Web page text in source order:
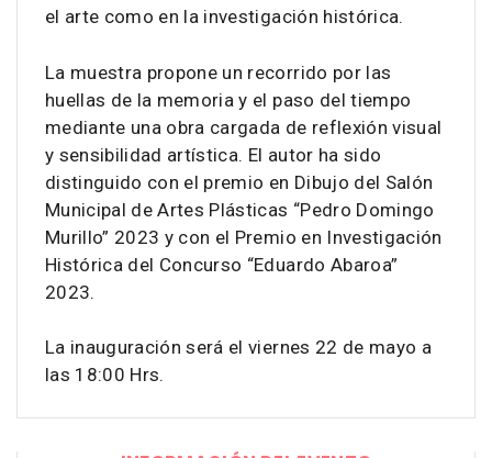
el arte como en la investigación histórica.
La muestra propone un recorrido por las
huellas de la memoria y el paso del tiempo
mediante una obra cargada de reflexión visual
y sensibilidad artística. El autor ha sido
distinguido con el premio en Dibujo del Salón
Municipal de Artes Plásticas “Pedro Domingo
Murillo” 2023 y con el Premio en Investigación
Histórica del Concurso “Eduardo Abaroa”
2023.
La inauguración será el viernes 22 de mayo a
las 18:00 Hrs.